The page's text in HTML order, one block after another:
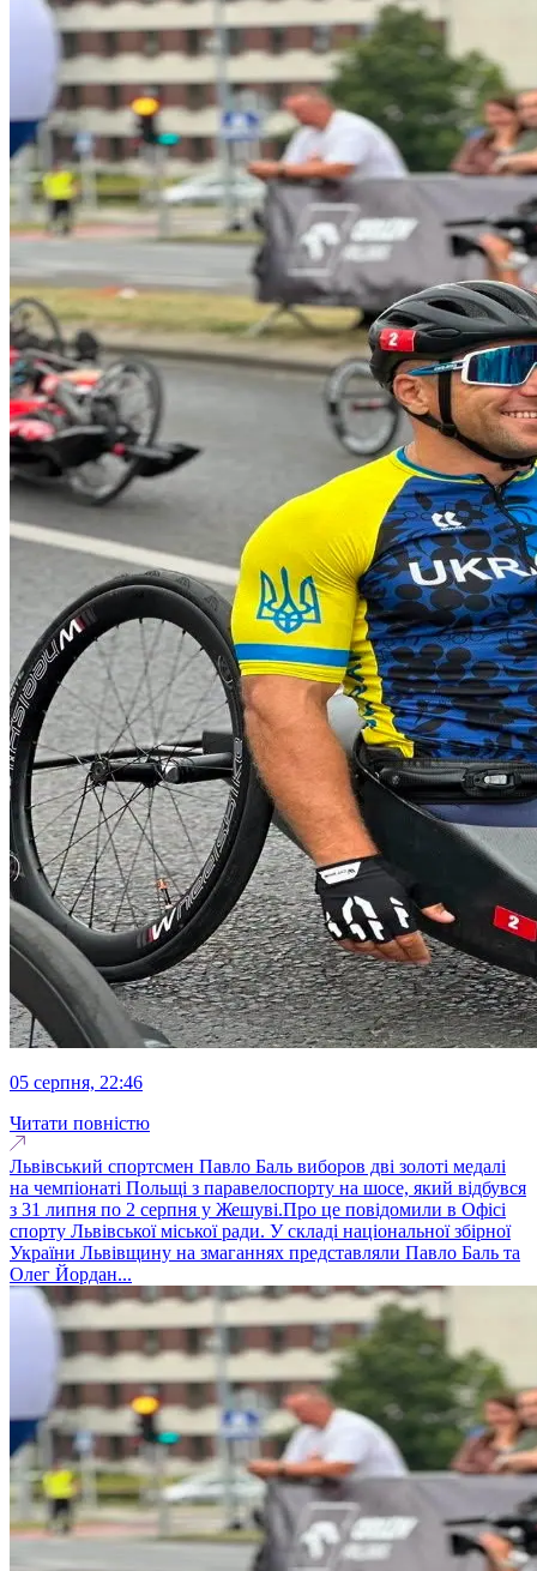
05 серпня, 22:46
Читати повністю
Львівський спортсмен Павло Баль виборов дві золоті медалі
на чемпіонаті Польщі з паравелоспорту на шосе, який відбувся
з 31 липня по 2 серпня у Жешуві.Про це повідомили в Офісі
спорту Львівської міської ради. У складі національної збірної
України Львівщину на змаганнях представляли Павло Баль та
Олег Йордан...